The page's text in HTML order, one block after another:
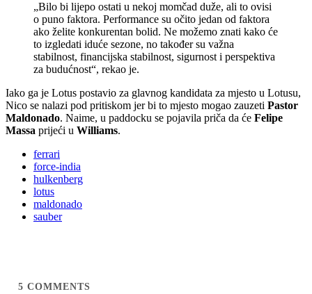
„Bilo bi lijepo ostati u nekoj momčad duže, ali to ovisi
o puno faktora. Performance su očito jedan od faktora
ako želite konkurentan bolid. Ne možemo znati kako će
to izgledati iduće sezone, no također su važna
stabilnost, financijska stabilnost, sigurnost i perspektiva
za budućnost“, rekao je.
Iako ga je Lotus postavio za glavnog kandidata za mjesto u Lotusu,
Nico se nalazi pod pritiskom jer bi to mjesto mogao zauzeti Pastor
Maldonado. Naime, u paddocku se pojavila priča da će Felipe
Massa prijeći u Williams.
ferrari
force-india
hulkenberg
lotus
maldonado
sauber
5 COMMENTS